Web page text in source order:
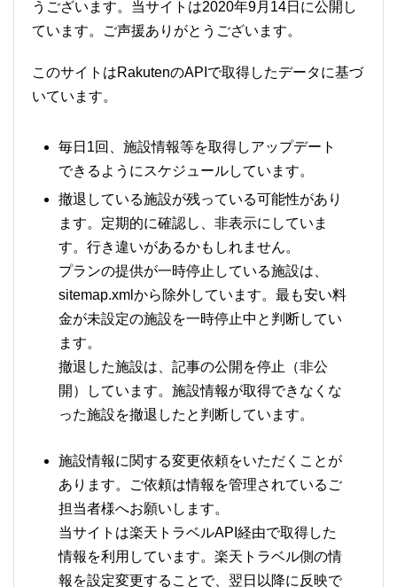
うございます。当サイトは2020年9月14日に公開し
ています。ご声援ありがとうございます。
このサイトはRakutenのAPIで取得したデータに基づ
いています。
毎日1回、施設情報等を取得しアップデート
できるようにスケジュールしています。
撤退している施設が残っている可能性があり
ます。定期的に確認し、非表示にしていま
す。行き違いがあるかもしれません。
プランの提供が一時停止している施設は、
sitemap.xmlから除外しています。最も安い料
金が未設定の施設を一時停止中と判断してい
ます。
撤退した施設は、記事の公開を停止（非公
開）しています。施設情報が取得できなくな
った施設を撤退したと判断しています。
施設情報に関する変更依頼をいただくことが
あります。ご依頼は情報を管理されているご
担当者様へお願いします。
当サイトは楽天トラベルAPI経由で取得した
情報を利用しています。楽天トラベル側の情
報を設定変更することで、翌日以降に反映で